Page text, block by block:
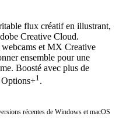
flux créatif en illustrant,
Creative Cloud.
et MX Creative
ensemble pour une
Boosté avec plus de
1 .
récentes de Windows et macOS